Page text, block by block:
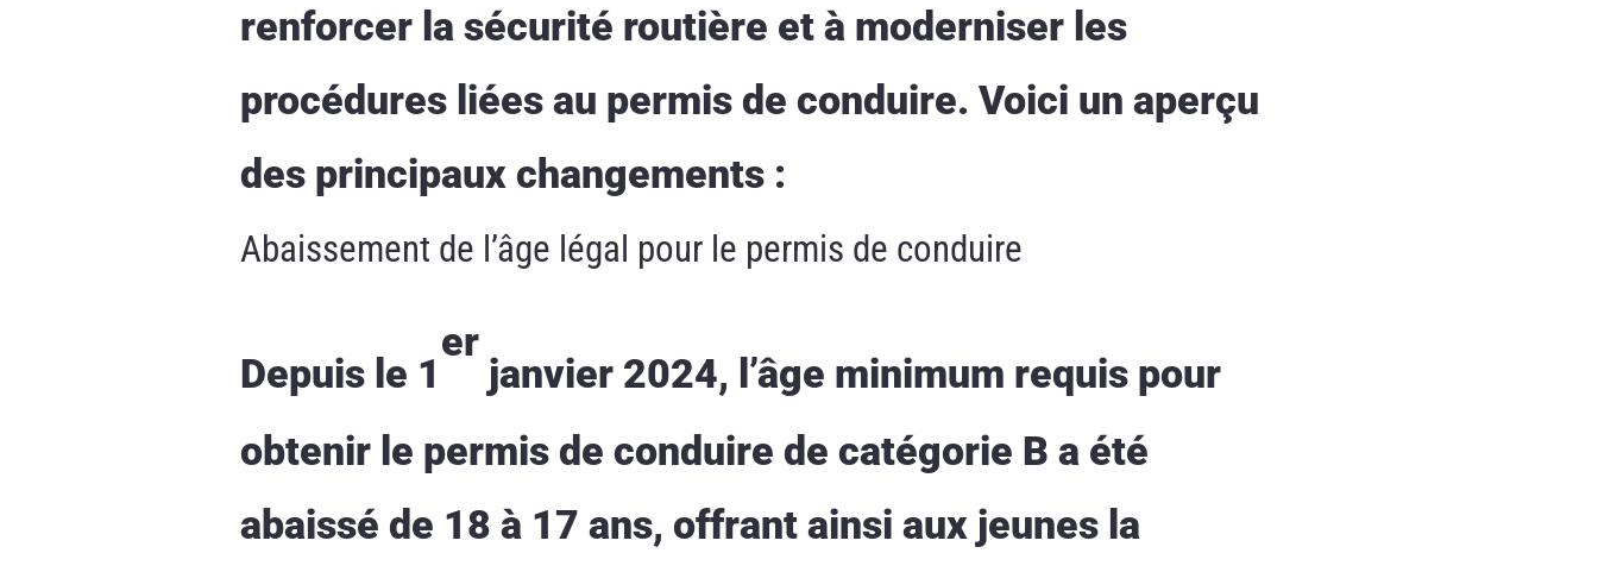
renforcer la sécurité routière et à moderniser les
procédures liées au permis de conduire. Voici un aperçu
des principaux changements :
Abaissement de l’âge légal pour le permis de conduire
Depuis le 1
er
janvier 2024, l’âge minimum requis pour
obtenir le permis de conduire de catégorie B a été
abaissé de 18 à 17 ans, offrant ainsi aux jeunes la